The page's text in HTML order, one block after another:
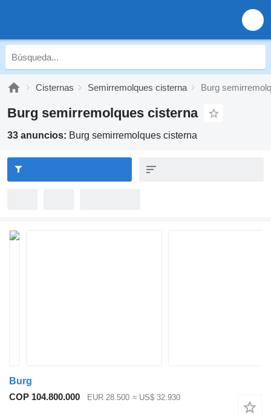
Cisternas Semirremolques cisterna Burg
Burg semirremolques cisterna
33 anuncios: Burg semirremolques cisterna
Burg
COP 104.800.000
EUR 28.500 ≈ US$ 32.930